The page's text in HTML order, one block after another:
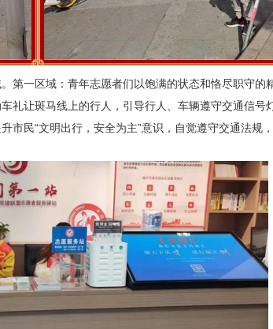
第一区域：青年志愿者们以饱满的状态和恪尽职守的
礼让斑马线上的行人，引导行人、车辆遵守交通信号
市民“文明出行，安全为主”意识，自觉遵守交通法规